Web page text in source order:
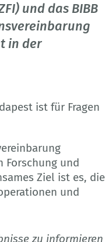
und das BIBB
in der
ist für Fragen
Forschung und
Ziel ist es, die
und
zu informieren